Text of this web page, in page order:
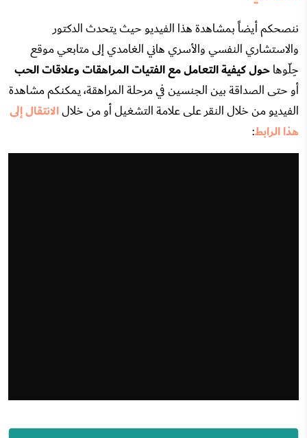
ننصحكم أيضاً بمشاهدة هذا الفيديو حيث يتحدث الدكتور
والاستشاري النفسي والأسري هاني الغامدي إلى متابعي موقع
حِلّوهاحول كيفية التعامل مع الفتيات المراهقات وعلاقات الحب
أو حتى الصداقة بين الجنسين في مرحلة المراهقة، يمكنكم مشاهدة
الفيديو من خلال النقر على علامة التشغيل أو من خلالالانتقال إلى
هذا الرابط: